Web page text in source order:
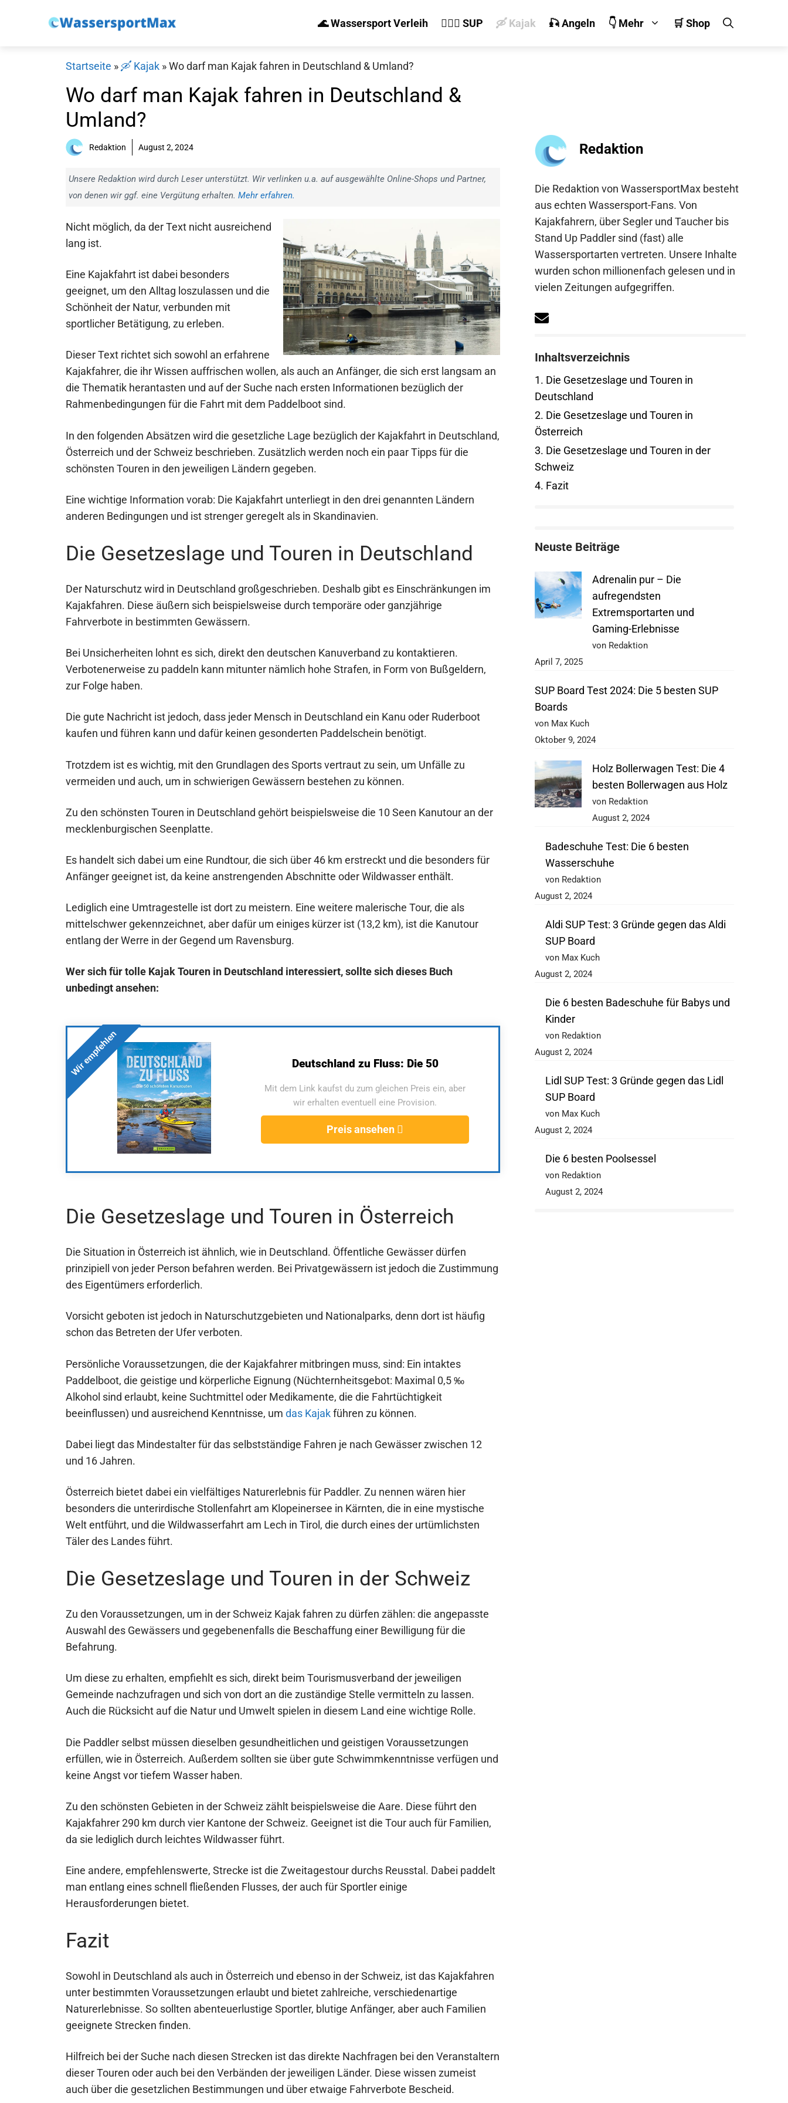
🌊 Wassersport Verleih 🏄‍♀️🛶 SUP 🛶 Kajak 🎣 Angeln 👇 Mehr 🛒 Shop
Startseite » 🛶 Kajak »Wo darf man Kajak fahren in Deutschland & Umland?
Wo darf man Kajak fahren in Deutschland &
Umland?
Redaktion August 2, 2024
Unsere Redaktion wird durch Leser unterstützt. Wir verlinken u.a. auf ausgewählte Online-Shops und Partner,
von denen wir ggf. eine Vergütung erhalten. Mehr erfahren.
Nicht möglich, da der Text nicht ausreichend
lang ist.
Eine Kajakfahrt ist dabei besonders
geeignet, um den Alltag loszulassen und die
Schönheit der Natur, verbunden mit
sportlicher Betätigung, zu erleben.
Dieser Text richtet sich sowohl an erfahrene
Kajakfahrer, die ihr Wissen auffrischen wollen, als auch an Anfänger, die sich erst langsam an
die Thematik herantasten und auf der Suche nach ersten Informationen bezüglich der
Rahmenbedingungen für die Fahrt mit dem Paddelboot sind.
In den folgenden Absätzen wird die gesetzliche Lage bezüglich der Kajakfahrt in Deutschland,
Österreich und der Schweiz beschrieben. Zusätzlich werden noch ein paar Tipps für die
schönsten Touren in den jeweiligen Ländern gegeben.
Eine wichtige Information vorab: Die Kajakfahrt unterliegt in den drei genannten Ländern
anderen Bedingungen und ist strenger geregelt als in Skandinavien.
Die Gesetzeslage und Touren in Deutschland
Der Naturschutz wird in Deutschland großgeschrieben. Deshalb gibt es Einschränkungen im
Kajakfahren. Diese äußern sich beispielsweise durch temporäre oder ganzjährige
Fahrverbote in bestimmten Gewässern.
Bei Unsicherheiten lohnt es sich, direkt den deutschen Kanuverband zu kontaktieren.
Verbotenerweise zu paddeln kann mitunter nämlich hohe Strafen, in Form von Bußgeldern,
zur Folge haben.
Die gute Nachricht ist jedoch, dass jeder Mensch in Deutschland ein Kanu oder Ruderboot
kaufen und führen kann und dafür keinen gesonderten Paddelschein benötigt.
Trotzdem ist es wichtig, mit den Grundlagen des Sports vertraut zu sein, um Unfälle zu
vermeiden und auch, um in schwierigen Gewässern bestehen zu können.
Zu den schönsten Touren in Deutschland gehört beispielsweise die 10 Seen Kanutour an der
mecklenburgischen Seenplatte.
Es handelt sich dabei um eine Rundtour, die sich über 46 km erstreckt und die besonders für
Anfänger geeignet ist, da keine anstrengenden Abschnitte oder Wildwasser enthält.
Lediglich eine Umtragestelle ist dort zu meistern. Eine weitere malerische Tour, die als
mittelschwer gekennzeichnet, aber dafür um einiges kürzer ist (13,2 km), ist die Kanutour
entlang der Werre in der Gegend um Ravensburg.
Wer sich für tolle Kajak Touren in Deutschland interessiert, sollte sich dieses Buch
unbedingt ansehen:
Wir empfehlen Deutschland zu Fluss: Die 50
Mit dem Link kaufst du zum gleichen Preis ein, aber
wir erhalten eventuell eine Provision.
Preis ansehen
Die Gesetzeslage und Touren in Österreich
Die Situation in Österreich ist ähnlich, wie in Deutschland. Öffentliche Gewässer dürfen
prinzipiell von jeder Person befahren werden. Bei Privatgewässern ist jedoch die Zustimmung
des Eigentümers erforderlich.
Vorsicht geboten ist jedoch in Naturschutzgebieten und Nationalparks, denn dort ist häufig
schon das Betreten der Ufer verboten.
Persönliche Voraussetzungen, die der Kajakfahrer mitbringen muss, sind: Ein intaktes
Paddelboot, die geistige und körperliche Eignung (Nüchternheitsgebot: Maximal 0,5 ‰
Alkohol sind erlaubt, keine Suchtmittel oder Medikamente, die die Fahrtüchtigkeit
beeinflussen) und ausreichend Kenntnisse, um das Kajakführen zu können.
Dabei liegt das Mindestalter für das selbstständige Fahren je nach Gewässer zwischen 12
und 16 Jahren.
Österreich bietet dabei ein vielfältiges Naturerlebnis für Paddler. Zu nennen wären hier
besonders die unterirdische Stollenfahrt am Klopeinersee in Kärnten, die in eine mystische
Welt entführt, und die Wildwasserfahrt am Lech in Tirol, die durch eines der urtümlichsten
Täler des Landes führt.
Die Gesetzeslage und Touren in der Schweiz
Zu den Voraussetzungen, um in der Schweiz Kajak fahren zu dürfen zählen: die angepasste
Auswahl des Gewässers und gegebenenfalls die Beschaffung einer Bewilligung für die
Befahrung.
Um diese zu erhalten, empfiehlt es sich, direkt beim Tourismusverband der jeweiligen
Gemeinde nachzufragen und sich von dort an die zuständige Stelle vermitteln zu lassen.
Auch die Rücksicht auf die Natur und Umwelt spielen in diesem Land eine wichtige Rolle.
Die Paddler selbst müssen dieselben gesundheitlichen und geistigen Voraussetzungen
erfüllen, wie in Österreich. Außerdem sollten sie über gute Schwimmkenntnisse verfügen und
keine Angst vor tiefem Wasser haben.
Zu den schönsten Gebieten in der Schweiz zählt beispielsweise die Aare. Diese führt den
Kajakfahrer 290 km durch vier Kantone der Schweiz. Geeignet ist die Tour auch für Familien,
da sie lediglich durch leichtes Wildwasser führt.
Eine andere, empfehlenswerte, Strecke ist die Zweitagestour durchs Reusstal. Dabei paddelt
man entlang eines schnell fließenden Flusses, der auch für Sportler einige
Herausforderungen bietet.
Fazit
Sowohl in Deutschland als auch in Österreich und ebenso in der Schweiz, ist das Kajakfahren
unter bestimmten Voraussetzungen erlaubt und bietet zahlreiche, verschiedenartige
Naturerlebnisse. So sollten abenteuerlustige Sportler, blutige Anfänger, aber auch Familien
geeignete Strecken finden.
Hilfreich bei der Suche nach diesen Strecken ist das direkte Nachfragen bei den Veranstaltern
dieser Touren oder auch bei den Verbänden der jeweiligen Länder. Diese wissen zumeist
auch über die gesetzlichen Bestimmungen und über etwaige Fahrverbote Bescheid.
Redaktion
Die Redaktion von WassersportMax besteht
aus echten Wassersport-Fans. Von
Kajakfahrern, über Segler und Taucher bis
Stand Up Paddler sind (fast) alle
Wassersportarten vertreten. Unsere Inhalte
wurden schon millionenfach gelesen und in
vielen Zeitungen aufgegriffen.
Inhaltsverzeichnis
1. Die Gesetzeslage und Touren in
Deutschland
2. Die Gesetzeslage und Touren in
Österreich
3. Die Gesetzeslage und Touren in der
Schweiz
4. Fazit
Neuste Beiträge
Adrenalin pur – Die
aufregendsten
Extremsportarten und
Gaming-Erlebnisse
von Redaktion
April 7, 2025
SUP Board Test 2024: Die 5 besten SUP
Boards
von Max Kuch
Oktober 9, 2024
Holz Bollerwagen Test: Die 4
besten Bollerwagen aus Holz
von Redaktion
August 2, 2024
Badeschuhe Test: Die 6 besten
Wasserschuhe
von Redaktion
August 2, 2024
Aldi SUP Test: 3 Gründe gegen das Aldi
SUP Board
von Max Kuch
August 2, 2024
Die 6 besten Badeschuhe für Babys und
Kinder
von Redaktion
August 2, 2024
Lidl SUP Test: 3 Gründe gegen das Lidl
SUP Board
von Max Kuch
August 2, 2024
Die 6 besten Poolsessel
von Redaktion
August 2, 2024